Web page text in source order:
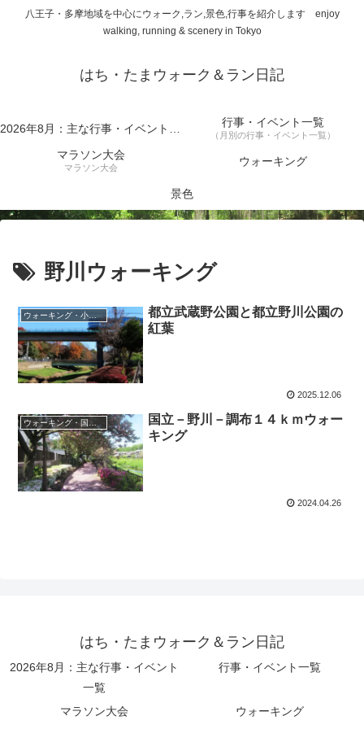
八王子・多摩地域を中心にウォーク,ラン,景色,行事を紹介します enjoy
walking, running & scenery in Tokyo
はち・たまウォーク＆ラン日記
2026年8月：主な行事・イベント一覧 行事・イベント一覧
（月別の行事・イベント一覧）
マラソン大会
マラソン大会 ウォーキング
景色
野川ウォーキング
ウォーキング・小金井市
都立武蔵野公園と都立野川公園の
紅葉
2025.12.06
ウォーキング・国分寺市
国立－野川－調布１４ｋｍウォー
キング
2024.04.26
はち・たまウォーク＆ラン日記
2026年8月：主な行事・イベント
一覧
行事・イベント一覧
マラソン大会
ウォーキング